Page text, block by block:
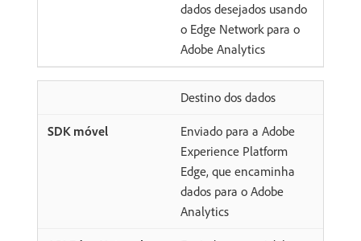
dados desejados usando
o Edge Network para o
Adobe Analytics
Destino dos dados
Enviado para a Adobe
Experience Platform
Edge, que encaminha
dados para o Adobe
Analytics